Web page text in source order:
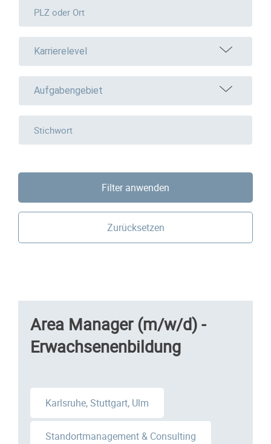
Karrierelevel
Aufgabengebiet
Filter anwenden
Zurücksetzen
Area Manager (m/w/d) -
Erwachsenenbildung
Karlsruhe, Stuttgart, Ulm
Standortmanagement & Consulting